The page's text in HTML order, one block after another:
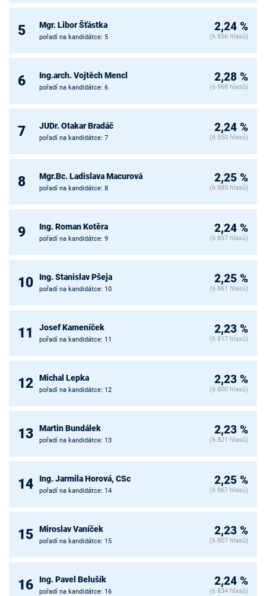
5 Mgr. Libor Šťástka
pořadí na kandidátce: 5
2,24 %
(6 856 hlasů)
6 Ing.arch. Vojtěch Mencl
pořadí na kandidátce: 6
2,28 %
(6 968 hlasů)
7 JUDr. Otakar Bradáč
pořadí na kandidátce: 7
2,24 %
(6 850 hlasů)
8 Mgr.Bc. Ladislava Macurová
pořadí na kandidátce: 8
2,25 %
(6 885 hlasů)
9 Ing. Roman Kotěra
pořadí na kandidátce: 9
2,24 %
(6 857 hlasů)
10 Ing. Stanislav Pšeja
pořadí na kandidátce: 10
2,25 %
(6 861 hlasů)
11 Josef Kameníček
pořadí na kandidátce: 11
2,23 %
(6 817 hlasů)
12 Michal Lepka
pořadí na kandidátce: 12
2,23 %
(6 800 hlasů)
13 Martin Bundálek
pořadí na kandidátce: 13
2,23 %
(6 821 hlasů)
14 Ing. Jarmila Horová, CSc
pořadí na kandidátce: 14
2,25 %
(6 867 hlasů)
15 Miroslav Vaníček
pořadí na kandidátce: 15
2,23 %
(6 807 hlasů)
16 Ing. Pavel Belušík
pořadí na kandidátce: 16
2,24 %
(6 834 hlasů)